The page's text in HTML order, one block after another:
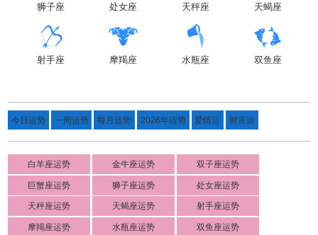
狮子座 处女座 天秤座 天蝎座
射手座 摩羯座 水瓶座 双鱼座
今日运势 一周运势 每月运势 2026年运势 爱情运 财富运
白羊座运势 金牛座运势 双子座运势
巨蟹座运势 狮子座运势 处女座运势
天秤座运势 天蝎座运势 射手座运势
摩羯座运势 水瓶座运势 双鱼座运势